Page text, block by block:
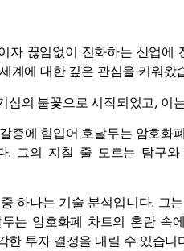
자 끊임없이 진화하는 산업
계에 대한 깊은 관심을 키워왔
심의 불꽃으로 시작되었고, 이
증에 힘입어 호날두는 암호화
. 그의 지칠 줄 모르는 탐구
하나는 기술 분석입니다. 그
는 암호화폐 차트의 혼란 속
한 투자 결정을 내릴 수 있습